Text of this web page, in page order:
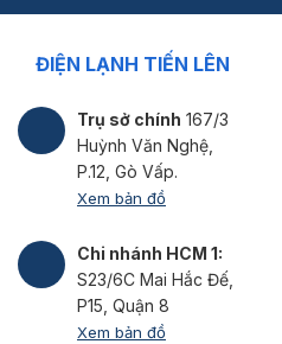
ĐIỆN LẠNH TIẾN LÊN
Trụ sở chính 167/3
Huỳnh Văn Nghệ,
P.12, Gò Vấp.
Xem bản đồ
Chi nhánh HCM 1:
S23/6C Mai Hắc Đế,
P15, Quận 8
Xem bản đồ